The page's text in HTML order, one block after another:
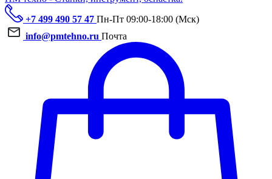
+7 499 490 57 47 Пн-Пт 09:00-18:00 (Мск)
info@pmtehno.ru Почта